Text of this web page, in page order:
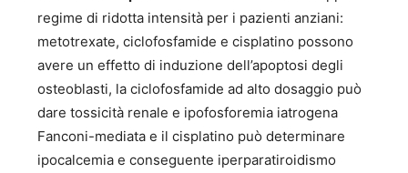
regime di ridotta intensità per i pazienti anziani:
metotrexate, ciclofosfamide e cisplatino possono
avere un effetto di induzione dell’apoptosi degli
osteoblasti, la ciclofosfamide ad alto dosaggio può
dare tossicità renale e ipofosforemia iatrogena
Fanconi-mediata e il cisplatino può determinare
ipocalcemia e conseguente iperparatiroidismo